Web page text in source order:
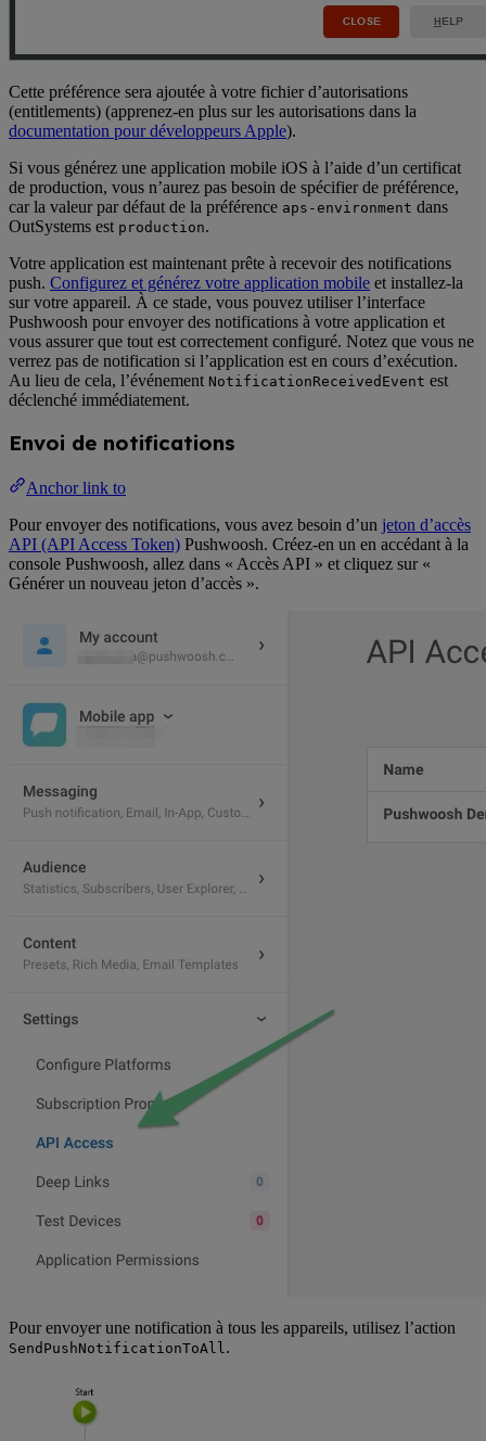
Cette préférence sera ajoutée à votre fichier d’autorisations
(entitlements) (apprenez-en plus sur les autorisations dans la
documentation pour développeurs Apple).
Si vous générez une application mobile iOS à l’aide d’un certificat
de production, vous n’aurez pas besoin de spécifier de préférence,
car la valeur par défaut de la préférence aps-environment dans
OutSystems est production.
Votre application est maintenant prête à recevoir des notifications
push. Configurez et générez votre application mobile et installez-la
sur votre appareil. À ce stade, vous pouvez utiliser l’interface
Pushwoosh pour envoyer des notifications à votre application et
vous assurer que tout est correctement configuré. Notez que vous ne
verrez pas de notification si l’application est en cours d’exécution.
Au lieu de cela, l’événement NotificationReceivedEvent est
déclenché immédiatement.
Envoi de notifications
Anchor link to
Pour envoyer des notifications, vous avez besoin d’un jeton d’accès
API (API Access Token) Pushwoosh. Créez-en un en accédant à la
console Pushwoosh, allez dans « Accès API » et cliquez sur «
Générer un nouveau jeton d’accès ».
Pour envoyer une notification à tous les appareils, utilisez l’action
SendPushNotificationToAll .